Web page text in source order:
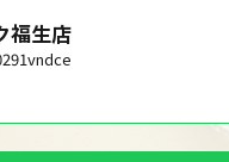
福生店